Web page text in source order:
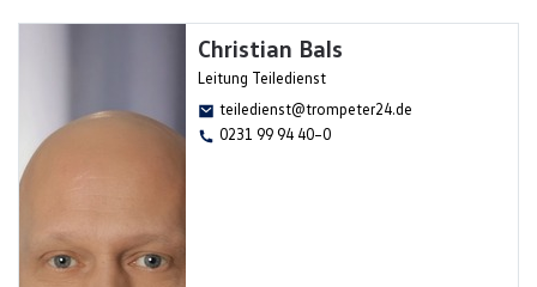
Christian Bals
Leitung Teiledienst
teiledienst@trompeter24.de
0231 99 94 40–0